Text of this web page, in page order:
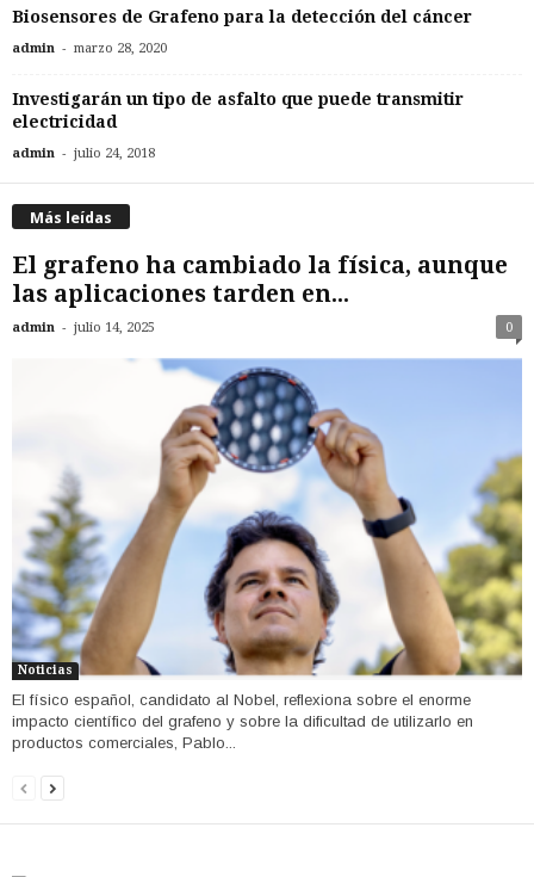
Biosensores de Grafeno para la detección del cáncer
admin - marzo 28, 2020
Investigarán un tipo de asfalto que puede transmitir
electricidad
admin - julio 24, 2018
Más leídas
El grafeno ha cambiado la física, aunque
las aplicaciones tarden en...
admin - julio 14, 2025 0
Noticias
El físico español, candidato al Nobel, reflexiona sobre el enorme
impacto científico del grafeno y sobre la dificultad de utilizarlo en
productos comerciales, Pablo...